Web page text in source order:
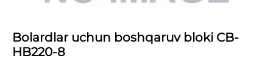
Bolardlar uchun boshqaruv bloki CB-
HB220-8